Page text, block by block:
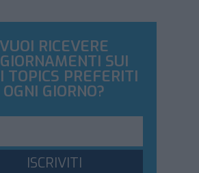
VUOI RICEVERE
SUI
TOPICS PREFERITI
OGNI GIORNO?
ISCRIVITI